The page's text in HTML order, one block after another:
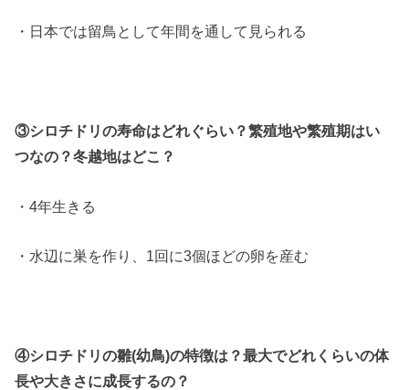
・日本では留鳥として年間を通して見られる
③シロチドリの寿命はどれぐらい？繁殖地や繁殖期はい
つなの？冬越地はどこ？
・4年生きる
・水辺に巣を作り、1回に3個ほどの卵を産む
④シロチドリの雛(幼鳥)の特徴は？最大でどれくらいの体
長や大きさに成長するの？